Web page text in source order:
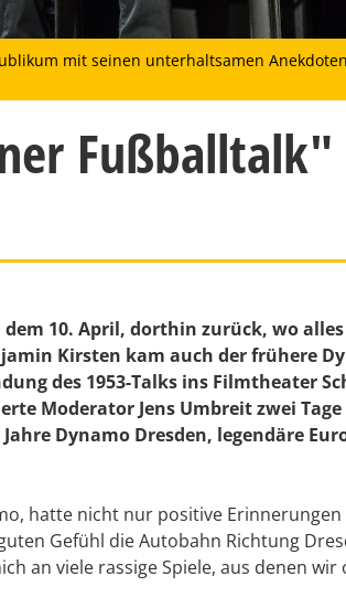
mit seinen unterhaltsamen
10. April, dorthin zurück, wo
Kirsten kam auch der frühere
des 1953-Talks ins Filmtheater
Moderator Jens Umbreit zwei Tage
Dynamo Dresden, legendäre
hatte nicht nur positive
Gefühl die Autobahn Richtung
an viele rassige Spiele, aus denen